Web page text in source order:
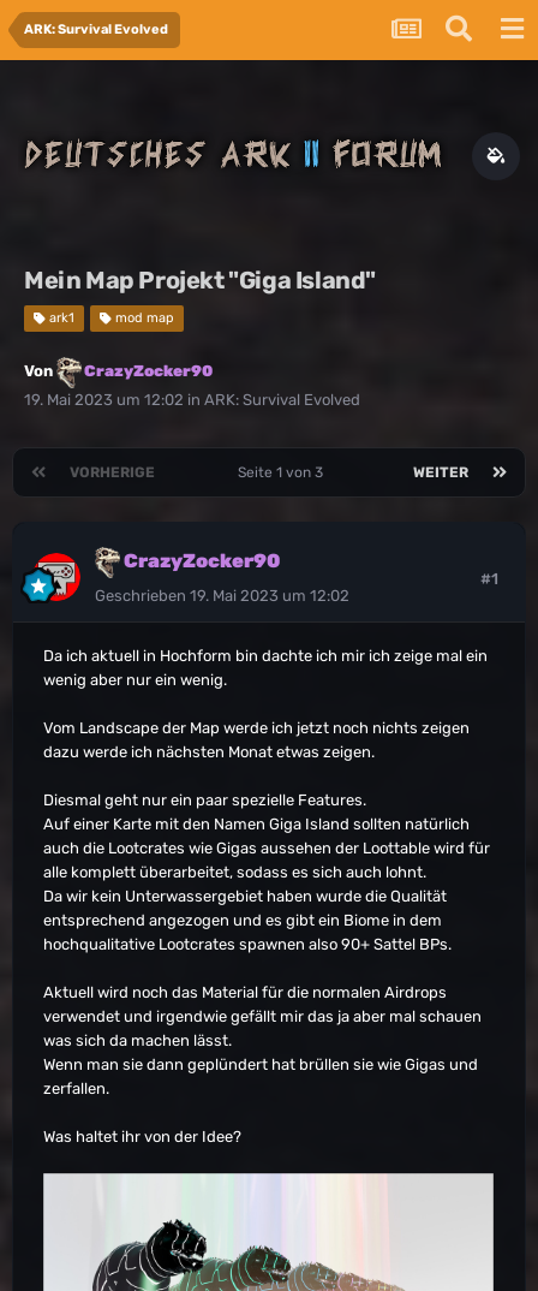
ARK: Survival Evolved
Mein Map Projekt "Giga Island"
ark1 mod map
Von
CrazyZocker90
19. Mai 2023 um 12:02 in ARK: Survival Evolved
VORHERIGE WEITER
Seite 1 von 3
CrazyZocker90
Geschrieben 19. Mai 2023 um 12:02
#1
Da ich aktuell in Hochform bin dachte ich mir ich zeige mal ein
wenig aber nur ein wenig.
Vom Landscape der Map werde ich jetzt noch nichts zeigen
dazu werde ich nächsten Monat etwas zeigen.
Diesmal geht nur ein paar spezielle Features.
Auf einer Karte mit den Namen Giga Island sollten natürlich
auch die Lootcrates wie Gigas aussehen der Loottable wird für
alle komplett überarbeitet, sodass es sich auch lohnt.
Da wir kein Unterwassergebiet haben wurde die Qualität
entsprechend angezogen und es gibt ein Biome in dem
hochqualitative Lootcrates spawnen also 90+ Sattel BPs.
Aktuell wird noch das Material für die normalen Airdrops
verwendet und irgendwie gefällt mir das ja aber mal schauen
was sich da machen lässt.
Wenn man sie dann geplündert hat brüllen sie wie Gigas und
zerfallen.
Was haltet ihr von der Idee?